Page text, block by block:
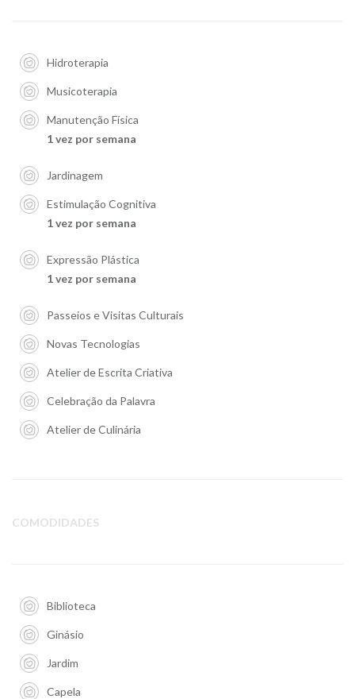
Hidroterapia
Musicoterapia
Manutenção Física
1 vez por semana
Jardinagem
Estimulação Cognitiva
1 vez por semana
Expressão Plástica
1 vez por semana
Passeios e Visitas Culturais
Novas Tecnologias
Atelier de Escrita Criativa
Celebração da Palavra
Atelier de Culinária
COMODIDADES
Biblioteca
Ginásio
Jardim
Capela